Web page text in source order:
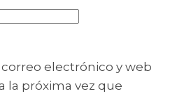
electrónico y web
la próxima vez que